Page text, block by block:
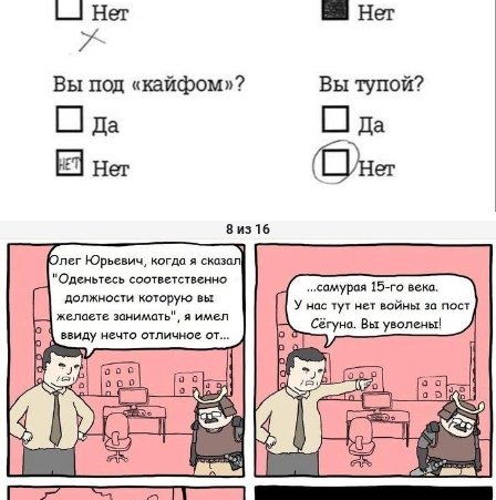
8 из 16